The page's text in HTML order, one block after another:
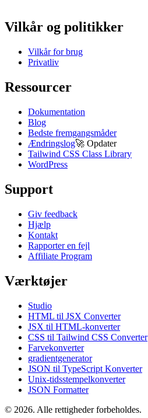
Vilkår og politikker
Vilkår for brug
Privatliv
Ressourcer
Dokumentation
Blog
Bedste fremgangsmåder
Ændringslog🚀 Opdater
Tailwind CSS Class Library
WordPress
Support
Giv feedback
Hjælp
Kontakt
Rapporter en fejl
Affiliate Program
Værktøjer
Studio
HTML til JSX Converter
JSX til HTML-konverter
CSS til Tailwind CSS Converter
Farvekonverter
gradientgenerator
JSON til TypeScript Konverter
Unix-tidsstempelkonverter
JSON Formatter
© 2026. Alle rettigheder forbeholdes.